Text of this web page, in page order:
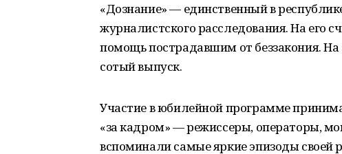
«Дознание» — единственный в
журналистского расследования. На его
помощь пострадавшим от беззакония.
сотый выпуск.
Участие в юбилейной программе
«за кадром» — режиссеры, операторы,
вспоминали самые яркие эпизоды своей